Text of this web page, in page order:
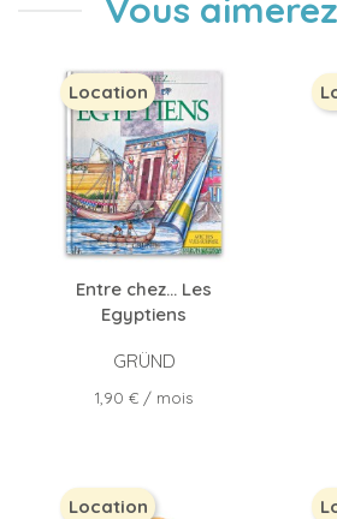
Vous
Entre chez… Les
Egyptiens
GRÜND
Prix
1,90 € / mois
Location
Location